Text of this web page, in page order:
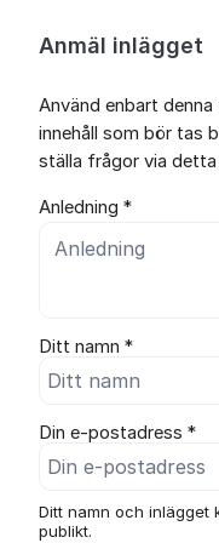
Anmäl inlägget
Använd enbart
innehåll som bör tas
ställa frågor via
Anledning *
Ditt namn *
Din e-postadress *
Ditt namn och inlägget
publikt.